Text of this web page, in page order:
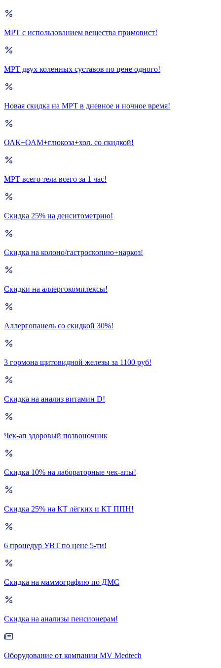
МРТ с использованием вещества примовист!
МРТ двух коленных суставов по цене одного!
Новая скидка на МРТ в дневное и ночное время!
ОАК+ОАМ+глюкоза+хол. со скидкой!
МРТ всего тела всего за 1 час!
Скидка 25% на денситометрию!
Скидка на колоно/гастроскопию+наркоз!
Скидки на аллергокомплексы!
Аллергопанель со скидкой 30%!
3 гормона щитовидной железы за 1100 руб!
Скидка на анализ витамин D!
Чек-ап здоровый позвоночник
Скидка 10% на лабораторные чек-апы!
Скидка 25% на КТ лёгких и КТ ППН!
6 процедур УВТ по цене 5-ти!
Скидка на маммографию по ДМС
Скидка на анализы пенсионерам!
Оборудование от компании MV Medtech